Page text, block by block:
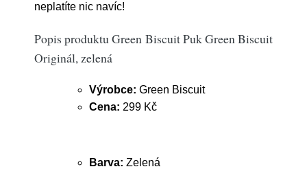
neplatíte nic navíc!
Popis produktu Green Biscuit Puk Green Biscuit
Originál, zelená
Výrobce: Green Biscuit
Cena: 299 Kč
Barva: Zelená